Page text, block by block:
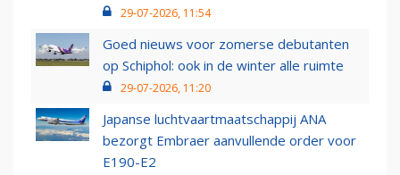
29-07-2026, 11:54
Goed nieuws voor zomerse debutanten
op Schiphol: ook in de winter alle ruimte
29-07-2026, 11:20
Japanse luchtvaartmaatschappij ANA
bezorgt Embraer aanvullende order voor
E190-E2